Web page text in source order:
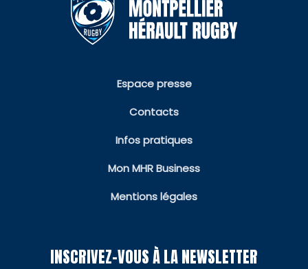
Espace presse
Contacts
Infos pratiques
Mon MHR Business
Mentions légales
INSCRIVEZ-VOUS À LA NEWSLETTER